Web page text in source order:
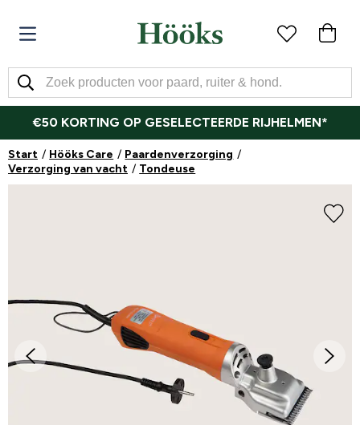
€50 KORTING OP GESELECTEERDE RIJHELMEN*
Start Hööks Care
Paardenverzorging
Verzorging van vacht
Tondeuse